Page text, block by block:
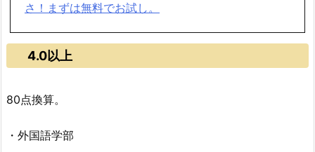
さ！まずは無料でお試し。
4.0以上
80点換算。
・外国語学部